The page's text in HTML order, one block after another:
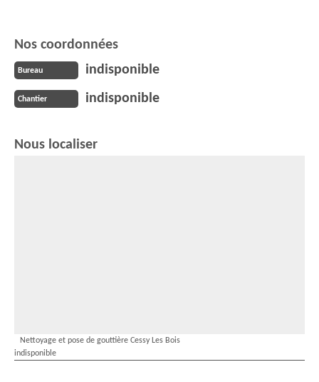
Nos coordonnées
Bureau indisponible
Chantier indisponible
Nous localiser
Nettoyage et pose de gouttière Cessy Les Bois
indisponible